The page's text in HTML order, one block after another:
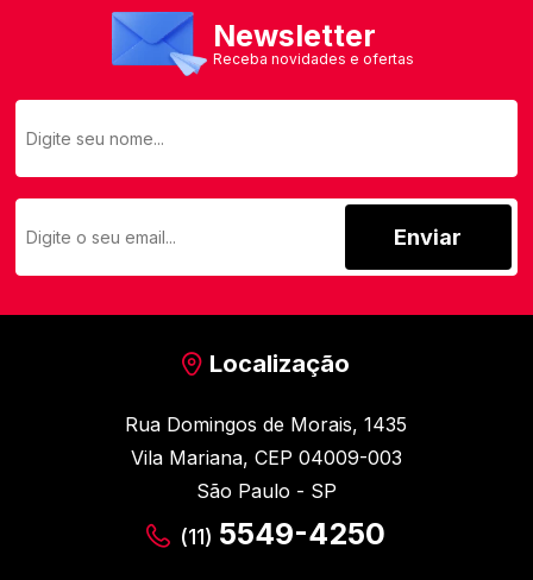
Newsletter
Receba novidades e ofertas
Enviar
Localização
Rua Domingos de Morais, 1435
Vila Mariana, CEP 04009-003
São Paulo - SP
(11) 5549-4250